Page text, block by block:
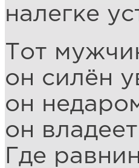
налегке
Тот
он силён
он
он
Где